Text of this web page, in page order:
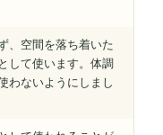
、空間を落ち着いた
して使います。体調
わないようにしまし